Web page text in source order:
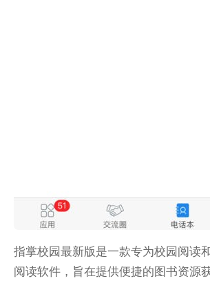
指掌校园最新版是一款专为校园阅读
阅读软件，旨在提供便捷的图书资源